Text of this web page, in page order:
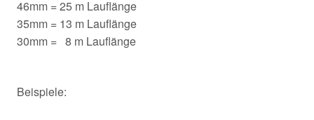
46mm = 25 m Lauflänge
35mm = 13 m Lauflänge
30mm = 8 m Lauflänge
Beispiele: